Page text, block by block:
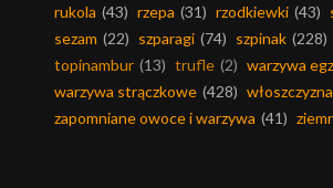
rukola (43) rzepa (31) rzodkiewki (43)
sezam (22) szparagi (74) szpinak (228)
topinambur (13) trufle (2) warzywa
warzywa strączkowe (428) włoszczyzna
zapomniane owoce i warzywa (41)